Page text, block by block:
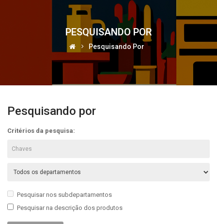
PESQUISANDO POR
Pesquisando Por
Pesquisando por
Critérios da pesquisa:
Pesquisar nos subdepartamentos
Pesquisar na descrição dos produtos